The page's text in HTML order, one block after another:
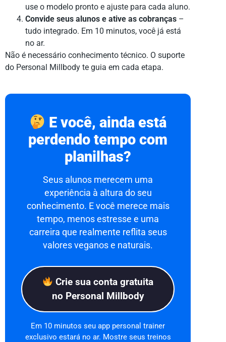
use o modelo pronto e ajuste para cada aluno.
Convide seus alunos e ative as cobranças –
tudo integrado. Em 10 minutos, você já está
no ar.
Não é necessário conhecimento técnico. O suporte
do Personal Millbody te guia em cada etapa.
E você, ainda está
perdendo tempo com
planilhas?
Seus alunos merecem uma
experiência à altura do seu
conhecimento. E você merece mais
tempo, menos estresse e uma
carreira que realmente reflita seus
valores veganos e naturais.
Crie sua conta gratuita
no Personal Millbody
Em 10 minutos seu app personal trainer
exclusivo estará no ar. Mostre seus treinos